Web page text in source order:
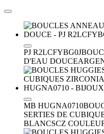
PJ R2LCFYBG0J
D'EAU DOUCE
MB HUGNA0710
SERTIES DE
BLANCSCZ